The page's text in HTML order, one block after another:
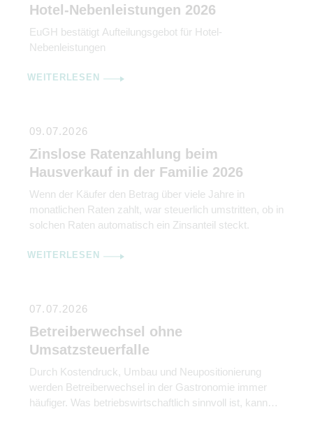
Hotel-Nebenleistungen 2026
EuGH bestätigt Aufteilungsgebot für Hotel-
Nebenleistungen
WEITERLESEN
09.07.2026
Zinslose Ratenzahlung beim
Hausverkauf in der Familie 2026
Wenn der Käufer den Betrag über viele Jahre in
monatlichen Raten zahlt, war steuerlich umstritten, ob in
solchen Raten automatisch ein Zinsanteil steckt.
WEITERLESEN
07.07.2026
Betreiberwechsel ohne
Umsatzsteuerfalle
Durch Kostendruck, Umbau und Neupositionierung
werden Betreiberwechsel in der Gastronomie immer
häufiger. Was betriebswirtschaftlich sinnvoll ist, kann